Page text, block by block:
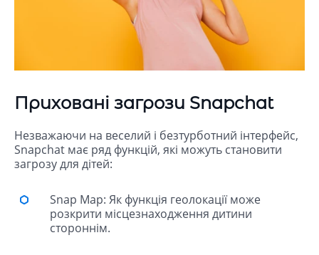
Приховані загрози Snapchat
Незважаючи на веселий і безтурботний інтерфейс,
Snapchat має ряд функцій, які можуть становити
загрозу для дітей:
Snap Map: Як функція геолокації може
розкрити місцезнаходження дитини
стороннім.